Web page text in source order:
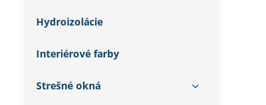
Hydroizolácie
Interiérové farby
Strešné okná